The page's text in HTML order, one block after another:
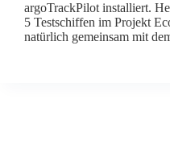
argoTrackPilot installiert.
5 Testschiffen im Projekt
natürlich gemeinsam mit